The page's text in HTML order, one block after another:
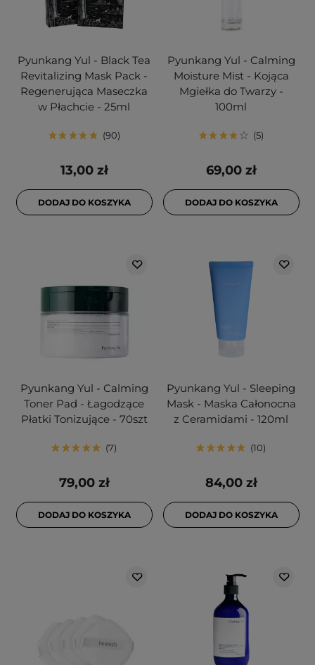
Pyunkang Yul - Black Tea
Revitalizing Mask Pack -
Regenerująca Maseczka
w Płachcie - 25ml
90
13,00 zł
DODAJ DO KOSZYKA
Pyunkang Yul - Calming
Moisture Mist - Kojąca
Mgiełka do Twarzy -
100ml
5
69,00 zł
DODAJ DO KOSZYKA
Pyunkang Yul - Calming
Toner Pad - Łagodzące
Płatki Tonizujące - 70szt
7
79,00 zł
DODAJ DO KOSZYKA
Pyunkang Yul - Sleeping
Mask - Maska Całonocna
z Ceramidami - 120ml
10
84,00 zł
DODAJ DO KOSZYKA